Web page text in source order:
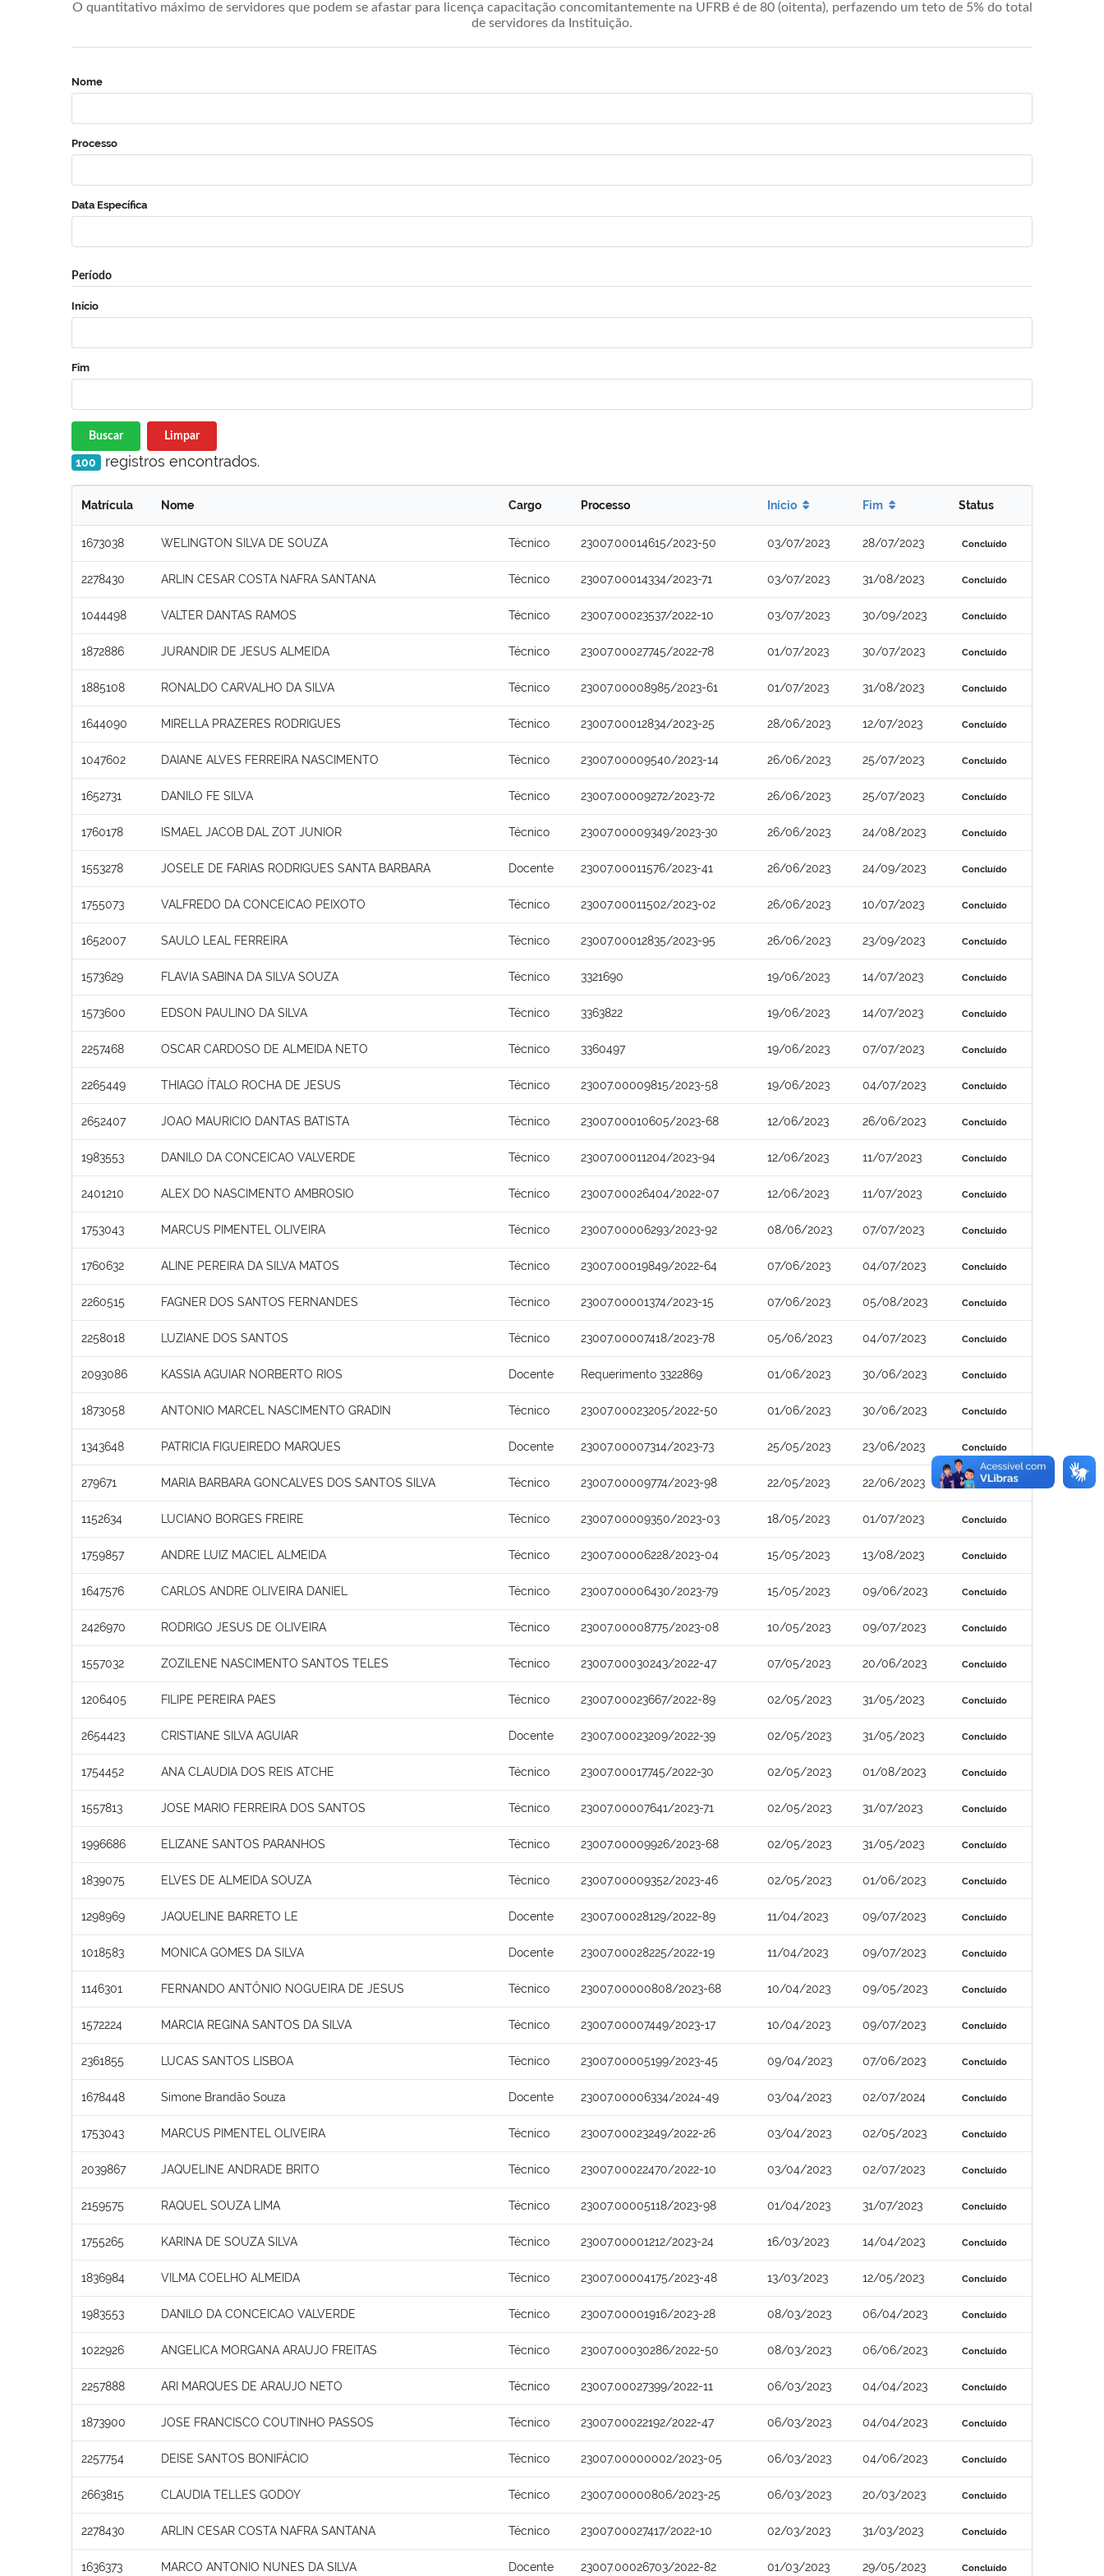
O quantitativo máximo de servidores que podem se afastar para licença capacitação concomitantemente na UFRB é de 80 (oitenta), perfazendo um teto de 5% do total
de servidores da Instituição.
Nome
Processo
Data Específica
Período
Início
Fim
Buscar Limpar
100 registros encontrados.
Matrícula Nome Cargo Processo Início Fim Status
1673038 WELINGTON SILVA DE SOUZA Técnico 23007.00014615/2023-50 03/07/2023 28/07/2023 Concluído
2278430 ARLIN CESAR COSTA NAFRA SANTANA Técnico 23007.00014334/2023-71 03/07/2023 31/08/2023 Concluído
1044498 VALTER DANTAS RAMOS Técnico 23007.00023537/2022-10 03/07/2023 30/09/2023 Concluído
1872886 JURANDIR DE JESUS ALMEIDA Técnico 23007.00027745/2022-78 01/07/2023 30/07/2023 Concluído
1885108 RONALDO CARVALHO DA SILVA Técnico 23007.00008985/2023-61 01/07/2023 31/08/2023 Concluído
1644090 MIRELLA PRAZERES RODRIGUES Técnico 23007.00012834/2023-25 28/06/2023 12/07/2023 Concluído
1047602 DAIANE ALVES FERREIRA NASCIMENTO Técnico 23007.00009540/2023-14 26/06/2023 25/07/2023 Concluído
1652731 DANILO FE SILVA Técnico 23007.00009272/2023-72 26/06/2023 25/07/2023 Concluído
1760178 ISMAEL JACOB DAL ZOT JUNIOR Técnico 23007.00009349/2023-30 26/06/2023 24/08/2023 Concluído
1553278 JOSELE DE FARIAS RODRIGUES SANTA BARBARA Docente 23007.00011576/2023-41 26/06/2023 24/09/2023 Concluído
1755073 VALFREDO DA CONCEICAO PEIXOTO Técnico 23007.00011502/2023-02 26/06/2023 10/07/2023 Concluído
1652007 SAULO LEAL FERREIRA Técnico 23007.00012835/2023-95 26/06/2023 23/09/2023 Concluído
1573629 FLAVIA SABINA DA SILVA SOUZA Técnico 3321690 19/06/2023 14/07/2023 Concluído
1573600 EDSON PAULINO DA SILVA Técnico 3363822 19/06/2023 14/07/2023 Concluído
2257468 OSCAR CARDOSO DE ALMEIDA NETO Técnico 3360497 19/06/2023 07/07/2023 Concluído
2265449 THIAGO ÍTALO ROCHA DE JESUS Técnico 23007.00009815/2023-58 19/06/2023 04/07/2023 Concluído
2652407 JOAO MAURICIO DANTAS BATISTA Técnico 23007.00010605/2023-68 12/06/2023 26/06/2023 Concluído
1983553 DANILO DA CONCEICAO VALVERDE Técnico 23007.00011204/2023-94 12/06/2023 11/07/2023 Concluído
2401210 ALEX DO NASCIMENTO AMBROSIO Técnico 23007.00026404/2022-07 12/06/2023 11/07/2023 Concluído
1753043 MARCUS PIMENTEL OLIVEIRA Técnico 23007.00006293/2023-92 08/06/2023 07/07/2023 Concluído
1760632 ALINE PEREIRA DA SILVA MATOS Técnico 23007.00019849/2022-64 07/06/2023 04/07/2023 Concluído
2260515 FAGNER DOS SANTOS FERNANDES Técnico 23007.00001374/2023-15 07/06/2023 05/08/2023 Concluído
2258018 LUZIANE DOS SANTOS Técnico 23007.00007418/2023-78 05/06/2023 04/07/2023 Concluído
2093086 KASSIA AGUIAR NORBERTO RIOS Docente Requerimento 3322869 01/06/2023 30/06/2023 Concluído
1873058 ANTONIO MARCEL NASCIMENTO GRADIN Técnico 23007.00023205/2022-50 01/06/2023 30/06/2023 Concluído
1343648 PATRICIA FIGUEIREDO MARQUES Docente 23007.00007314/2023-73 25/05/2023 23/06/2023 Concluído
279671 MARIA BARBARA GONCALVES DOS SANTOS SILVA Técnico 23007.00009774/2023-98 22/05/2023 22/06/2023 Concluído
1152634 LUCIANO BORGES FREIRE Técnico 23007.00009350/2023-03 18/05/2023 01/07/2023 Concluído
1759857 ANDRE LUIZ MACIEL ALMEIDA Técnico 23007.00006228/2023-04 15/05/2023 13/08/2023 Concluído
1647576 CARLOS ANDRE OLIVEIRA DANIEL Técnico 23007.00006430/2023-79 15/05/2023 09/06/2023 Concluído
2426970 RODRIGO JESUS DE OLIVEIRA Técnico 23007.00008775/2023-08 10/05/2023 09/07/2023 Concluído
1557032 ZOZILENE NASCIMENTO SANTOS TELES Técnico 23007.00030243/2022-47 07/05/2023 20/06/2023 Concluído
1206405 FILIPE PEREIRA PAES Técnico 23007.00023667/2022-89 02/05/2023 31/05/2023 Concluído
2654423 CRISTIANE SILVA AGUIAR Docente 23007.00023209/2022-39 02/05/2023 31/05/2023 Concluído
1754452 ANA CLAUDIA DOS REIS ATCHE Técnico 23007.00017745/2022-30 02/05/2023 01/08/2023 Concluído
1557813 JOSE MARIO FERREIRA DOS SANTOS Técnico 23007.00007641/2023-71 02/05/2023 31/07/2023 Concluído
1996686 ELIZANE SANTOS PARANHOS Técnico 23007.00009926/2023-68 02/05/2023 31/05/2023 Concluído
1839075 ELVES DE ALMEIDA SOUZA Técnico 23007.00009352/2023-46 02/05/2023 01/06/2023 Concluído
1298969 JAQUELINE BARRETO LE Docente 23007.00028129/2022-89 11/04/2023 09/07/2023 Concluído
1018583 MONICA GOMES DA SILVA Docente 23007.00028225/2022-19 11/04/2023 09/07/2023 Concluído
1146301 FERNANDO ANTÔNIO NOGUEIRA DE JESUS Técnico 23007.00000808/2023-68 10/04/2023 09/05/2023 Concluído
1572224 MARCIA REGINA SANTOS DA SILVA Técnico 23007.00007449/2023-17 10/04/2023 09/07/2023 Concluído
2361855 LUCAS SANTOS LISBOA Técnico 23007.00005199/2023-45 09/04/2023 07/06/2023 Concluído
1678448 Simone Brandão Souza Docente 23007.00006334/2024-49 03/04/2023 02/07/2024 Concluído
1753043 MARCUS PIMENTEL OLIVEIRA Técnico 23007.00023249/2022-26 03/04/2023 02/05/2023 Concluído
2039867 JAQUELINE ANDRADE BRITO Técnico 23007.00022470/2022-10 03/04/2023 02/07/2023 Concluído
2159575 RAQUEL SOUZA LIMA Técnico 23007.00005118/2023-98 01/04/2023 31/07/2023 Concluído
1755265 KARINA DE SOUZA SILVA Técnico 23007.00001212/2023-24 16/03/2023 14/04/2023 Concluído
1836984 VILMA COELHO ALMEIDA Técnico 23007.00004175/2023-48 13/03/2023 12/05/2023 Concluído
1983553 DANILO DA CONCEICAO VALVERDE Técnico 23007.00001916/2023-28 08/03/2023 06/04/2023 Concluído
1022926 ANGELICA MORGANA ARAUJO FREITAS Técnico 23007.00030286/2022-50 08/03/2023 06/06/2023 Concluído
2257888 ARI MARQUES DE ARAUJO NETO Técnico 23007.00027399/2022-11 06/03/2023 04/04/2023 Concluído
1873900 JOSE FRANCISCO COUTINHO PASSOS Técnico 23007.00022192/2022-47 06/03/2023 04/04/2023 Concluído
2257754 DEISE SANTOS BONIFÁCIO Técnico 23007.00000002/2023-05 06/03/2023 04/06/2023 Concluído
2663815 CLAUDIA TELLES GODOY Técnico 23007.00000806/2023-25 06/03/2023 20/03/2023 Concluído
2278430 ARLIN CESAR COSTA NAFRA SANTANA Técnico 23007.00027417/2022-10 02/03/2023 31/03/2023 Concluído
1636373 MARCO ANTONIO NUNES DA SILVA Docente 23007.00026703/2022-82 01/03/2023 29/05/2023 Concluído